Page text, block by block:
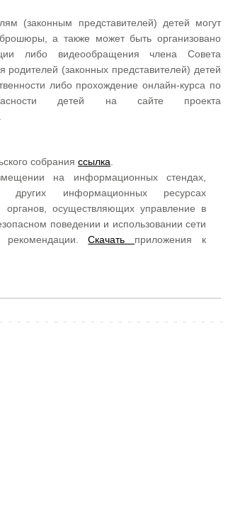
(законным представителей) детей могут
а также может быть организовано
либо видеообращения члена Совета
(законных представителей) детей
либо прохождение онлайн-курса по
детей на сайте проекта
собрания ссылка
на информационных стендах,
других информационных ресурсах
органов, осуществляющих управление в
поведении и использовании сети
рекомендации.Скачать приложения к